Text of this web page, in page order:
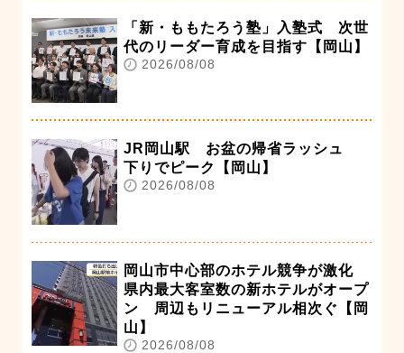
「新・ももたろう塾」入塾式 次世
代のリーダー育成を目指す【岡山】
2026/08/08
JR岡山駅 お盆の帰省ラッシュ
下りでピーク【岡山】
2026/08/08
岡山市中心部のホテル競争が激化
県内最大客室数の新ホテルがオープ
ン 周辺もリニューアル相次ぐ【岡
山】
2026/08/08